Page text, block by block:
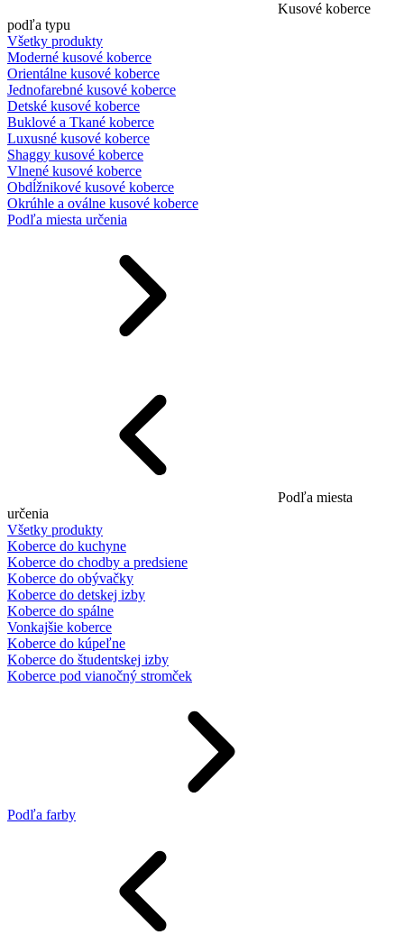
Kusové koberce
podľa typu
Všetky produkty
Moderné kusové koberce
Orientálne kusové koberce
Jednofarebné kusové koberce
Detské kusové koberce
Buklové a Tkané koberce
Luxusné kusové koberce
Shaggy kusové koberce
Vlnené kusové koberce
Obdĺžnikové kusové koberce
Okrúhle a oválne kusové koberce
Podľa miesta určenia
Podľa miesta
určenia
Všetky produkty
Koberce do kuchyne
Koberce do chodby a predsiene
Koberce do obývačky
Koberce do detskej izby
Koberce do spálne
Vonkajšie koberce
Koberce do kúpeľne
Koberce do študentskej izby
Koberce pod vianočný stromček
Podľa farby